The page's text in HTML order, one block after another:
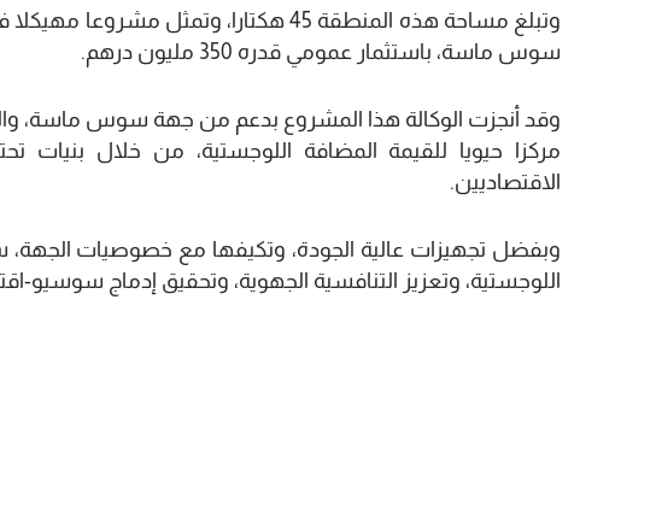
وتبلغ مساحة هذه المنطقة 45 هكتارا،
سوس ماسة، باستثمار عمومي قدره 350 مليون درهم.
وقد أنجزت الوكالة هذا المشروع بدعم من جهة سوس ماسة،
مركزا حيويا للقيمة المضافة اللوجستية، من خلال بنيات
الاقتصاديين.
وبفضل تجهيزات عالية الجودة، وتكيفها مع خصوصيات
اللوجستية، وتعزيز التنافسية الجهوية، وتحقيق إدماج سوسيو-